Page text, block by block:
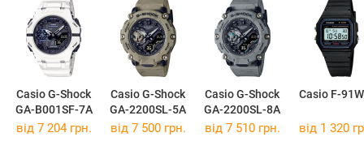
Casio G-Shock
GA-B001SF-7A
Casio G-Shock
GA-2200SL-5A
Casio G-Shock
GA-2200SL-8A
Casio F-
від 7 204 грн. від 7 500 грн. від 7 510 грн. від 1 320